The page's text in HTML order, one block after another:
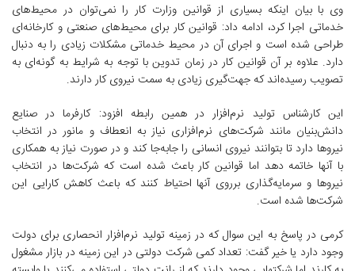
وی با بیان اینکه بسیاری از قوانین وزارت کار را نمی‌توان در محیط‌های
خدماتی اجرا کرد، ادامه داد: قوانین کار برای محیط‌های صنعتی و کارخانه‌ای
طراحی شده است و اجرای آن در محیط خدماتی مشکلات زیادی را به دنبال
دارد. علاوه بر آن قوانین کار در زمان تدوین با توجه به شرایط به گونه‌ای به
تصویب رسیده‌اند که جهت‌گیری زیادی به سمت نیروی کار دارند.
این کارشناس تولید نرم‌افزار در همین رابطه افزود: کارفرما در صنایع
دانش‌بنیان مانند شرکت‌های نرم‌افزاری نیاز به انعطاف و مانور در انتخاب
نیروها دارد تا بتوانند نیروی انسانی را جابه‌جا کند و در صورت نیاز به همکاری
با آنها خاتمه دهد اما قوانین کار باعث شده است که شرکت‌ها در انتخاب
نیروها و سرمایه‌گذاری برروی آنها احتیاط کنند که باعث کاهش کارایی این
شرکت‌ها شده است.
کرمی در پاسخ به این سوال که در زمینه تولید نرم‌افزار انحصاری برای دولت
وجود دارد یا خیر گفت: تعداد کمی شرکت دولتی در این زمینه در بازار مشغول